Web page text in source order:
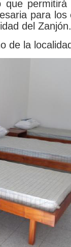
que
para los
del Zanjón.
de la